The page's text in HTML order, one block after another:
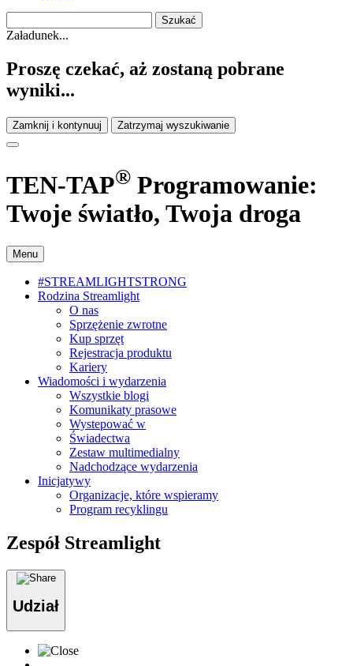
Załadunek...
Proszę czekać, aż zostaną pobrane
wyniki...
Zamknij i kontynuuj Zatrzymaj wyszukiwanie
TEN-TAP® Programowanie:
Twoje światło, Twoja droga
Menu
#STREAMLIGHTSTRONG
Rodzina Streamlight
O nas
Sprzężenie zwrotne
Kup sprzęt
Rejestracja produktu
Kariery
Wiadomości i wydarzenia
Wszystkie blogi
Komunikaty prasowe
Wystepować w
Świadectwa
Zestaw multimedialny
Nadchodzące wydarzenia
Inicjatywy
Organizacje, które wspieramy
Program recyklingu
Zespół Streamlight
Udział